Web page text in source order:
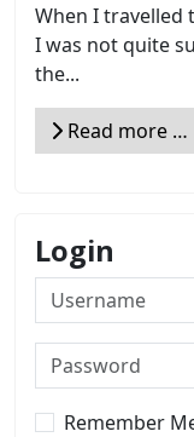
When I travelled
I was not quite
the...
Read more …
Login
Username
Password
Remember